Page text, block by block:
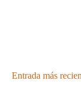
Entrada más